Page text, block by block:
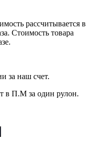
рассчитывается в
Стоимость товара
за наш счет.
в П.М за один рулон.